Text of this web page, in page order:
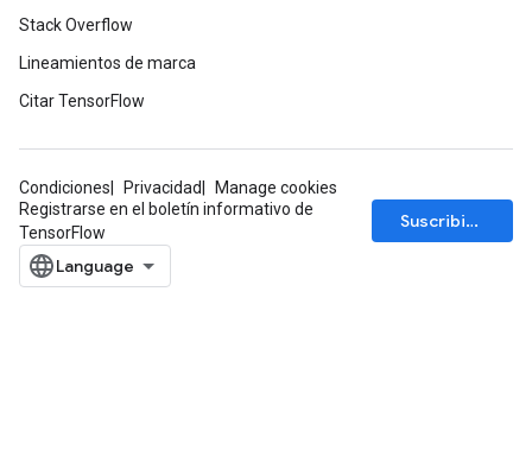
Stack Overflow
Lineamientos de marca
Citar TensorFlow
Condiciones Privacidad
Manage cookies
Registrarse en el boletín informativo de
TensorFlow
Suscribirse